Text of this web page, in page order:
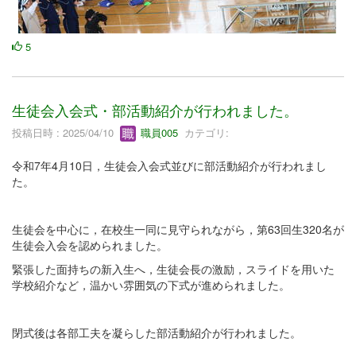
5
生徒会入会式・部活動紹介が行われました。
投稿日時 : 2025/04/10 職員005 カテゴリ:
令和7年4月10日，生徒会入会式並びに部活動紹介が行われまし
た。
生徒会を中心に，在校生一同に見守られながら，第63回生320名が
生徒会入会を認められました。
緊張した面持ちの新入生へ，生徒会長の激励，スライドを用いた
学校紹介など，温かい雰囲気の下式が進められました。
閉式後は各部工夫を凝らした部活動紹介が行われました。